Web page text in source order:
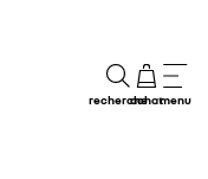
rechercheachatmenu